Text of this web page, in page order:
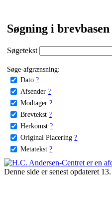
Søgning i brevbasen
Søgetekst
Søge-afgrænsning:
Dato ?
Afsender ?
Modtager ?
Brevtekst ?
Herkomst ?
Original Placering ?
Metatekst ?
Denne side er senest opdateret